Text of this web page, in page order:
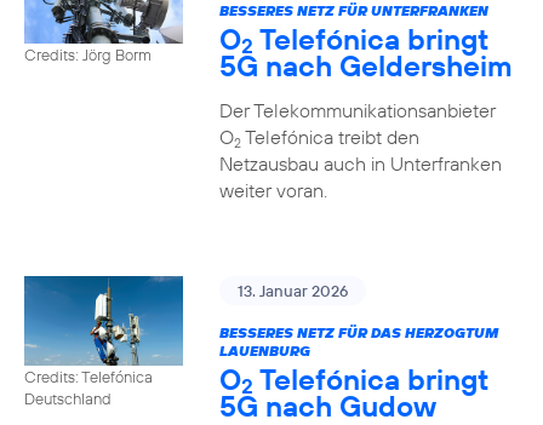
Credits: Jörg Borm
BESSERES NETZ FÜR UNTERFRANKEN
O2 Telefónica bringt
5G nach Geldersheim
Der Telekommunikationsanbieter
O2Telefónica treibt den
Netzausbau auch in Unterfranken
weiter voran.
Credits: Telefónica
Deutschland
13. Januar 2026
BESSERES NETZ FÜR DAS HERZOGTUM
LAUENBURG
O2 Telefónica bringt
5G nach Gudow